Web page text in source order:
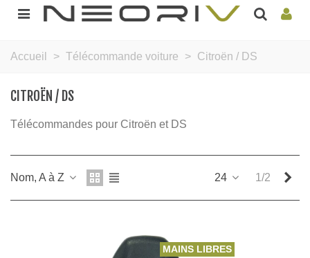
Accueil > Télécommande voiture > Citroën / DS
CITROËN / DS
Télécommandes pour Citroën et DS
Nom, A à Z 24 1/2
MAINS LIBRES